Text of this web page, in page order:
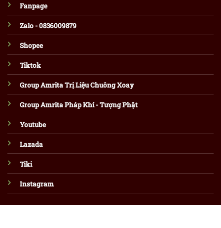
Fanpage
Zalo - 0836009879
Shopee
Tiktok
Group Amrita Trị Liệu Chuông Xoay
Group Amrita Pháp Khí - Tượng Phật
Youtube
Lazada
Tiki
Instagram